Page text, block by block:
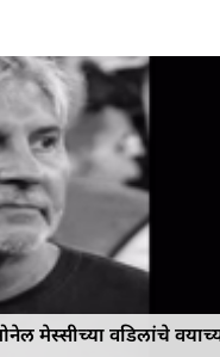
मेस्सीच्या वडिलांचे